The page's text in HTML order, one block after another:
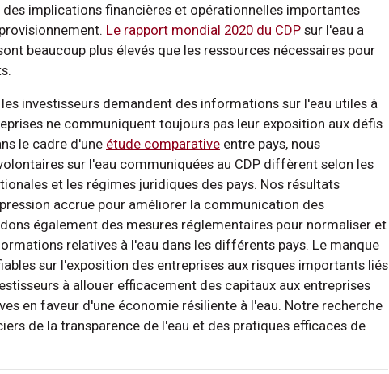
des implications financières et opérationnelles importantes
Le rapport mondial 2020 du CDP sur l'eau a
beaucoup plus élevés que les ressources nécessaires pour
investisseurs demandent des informations sur l'eau utiles à
ne communiquent toujours pas leur exposition aux défis
le cadre d'une étude comparative entre pays, nous
sur l'eau communiquées au CDP diffèrent selon les
et les régimes juridiques des pays. Nos résultats
accrue pour améliorer la communication des
également des mesures réglementaires pour normaliser et
relatives à l'eau dans les différents pays. Le manque
sur l'exposition des entreprises aux risques importants liés
à allouer efficacement des capitaux aux entreprises
en faveur d'une économie résiliente à l'eau. Notre recherche
de la transparence de l'eau et des pratiques efficaces de